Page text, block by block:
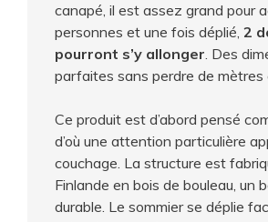
canapé, il est assez grand pour
personnes et une fois déplié, 2
pourront s’y allonger. Des
parfaites sans perdre de mètres
Ce produit est d’abord pensé
d’où une attention particulière
couchage. La structure est
Finlande en bois de bouleau, un
durable. Le sommier se déplie